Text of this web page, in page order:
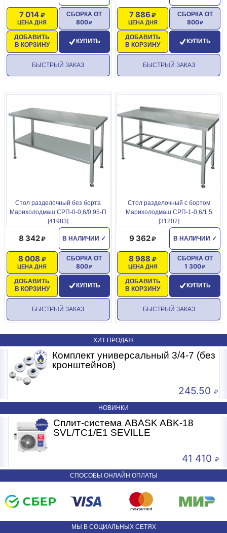
ЦЕНА ДНЯ
7 014
ДОБАВИТЬ
В КОРЗИНУ
СБОРКА ОТ
800
КУПИТЬ
БЫСТРЫЙ ЗАКАЗ
ЦЕНА ДНЯ
7 886
ДОБАВИТЬ
В КОРЗИНУ
СБОРКА ОТ
800
КУПИТЬ
БЫСТРЫЙ ЗАКАЗ
Стол разделочный без борта
Марихолодмаш СРП-0-0,6/0,95-П
[41983]
В НАЛИЧИИ ✓
8 342
ЦЕНА ДНЯ
8 008
ДОБАВИТЬ
В КОРЗИНУ
СБОРКА ОТ
800
КУПИТЬ
БЫСТРЫЙ ЗАКАЗ
Стол разделочный с бортом
Марихолодмаш СРП-1-0,6/1,5
[31207]
В НАЛИЧИИ ✓
9 362
ЦЕНА ДНЯ
8 988
ДОБАВИТЬ
В КОРЗИНУ
СБОРКА ОТ
1 300
КУПИТЬ
БЫСТРЫЙ ЗАКАЗ
ХИТ ПРОДАЖ
Комплект универсальный 3/4-7 (без
кронштейнов)
245.50
НОВИНКИ
Сплит-система ABASK ABK-18
SVL/TC1/E1 SEVILLE
41 410
СПОСОБЫ ОНЛАЙН ОПЛАТЫ
МЫ В СОЦИАЛЬНЫХ СЕТЯХ